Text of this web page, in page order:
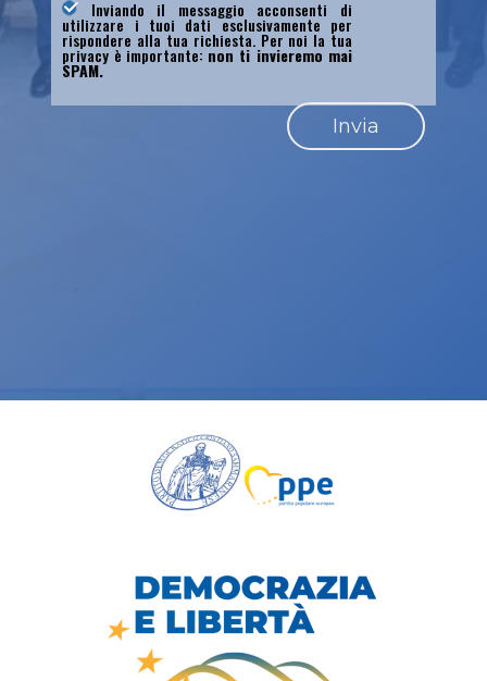
Inviando il messaggio acconsenti di
utilizzare i tuoi dati esclusivamente per
rispondere alla tua richiesta. Per noi la tua
privacy è importante: non ti invieremo mai
SPAM.